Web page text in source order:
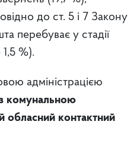
до ст. 5 і 7 Закону
перебуває у стадії
1,5 %).
адміністрацією
комунальною
обласний контактний